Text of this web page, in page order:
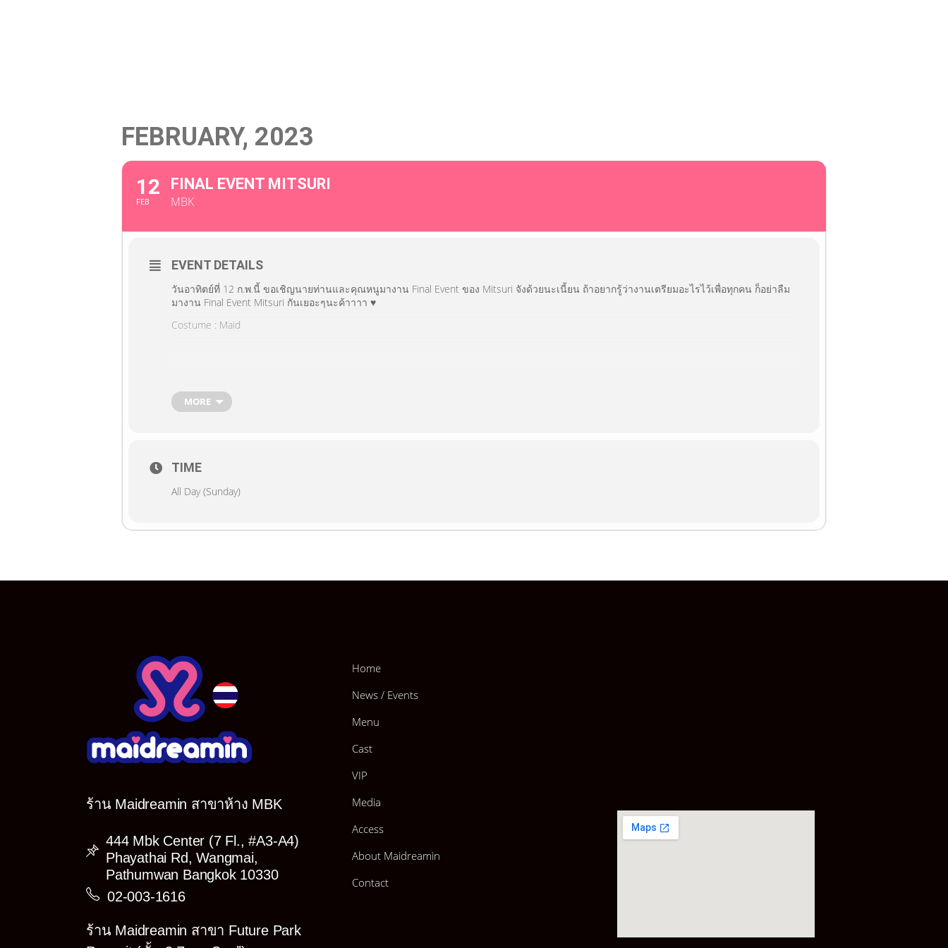
FEBRUARY, 2023
12
FEB
FINAL EVENT MITSURI
MBK
EVENT DETAILS
วันอาทิตย์ที่ 12 ก.พ.นี้ ขอเชิญนายท่านและคุณหนูมางาน Final Event ของ Mitsuri จังด้วยนะเนี้ยน ถ้าอยากรู้ว่างานเตรียมอะไรไว้เพื่อทุกคน ก็อย่าลืม
มางาน Final Event Mitsuri กันเยอะๆนะค้าาาา ♥
Costume : Maid
2) 8″×12″ 2 แบบ
3) Poster 1 แบบ
MORE
TIME
All Day (Sunday)
ร้าน Maidreamin สาขาห้าง MBK
444 Mbk Center (7 Fl., #A3-A4)
Phayathai Rd, Wangmai,
Pathumwan Bangkok 10330
02-003-1616
ร้าน Maidreamin สาขา Future Park
Home
News / Events
Menu
Cast
VIP
Media
Access
About Maidreamin
Contact